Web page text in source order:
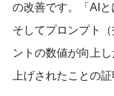
の改善です。「AIと
そしてプロンプト
ントの数値が向上
上げされたことの